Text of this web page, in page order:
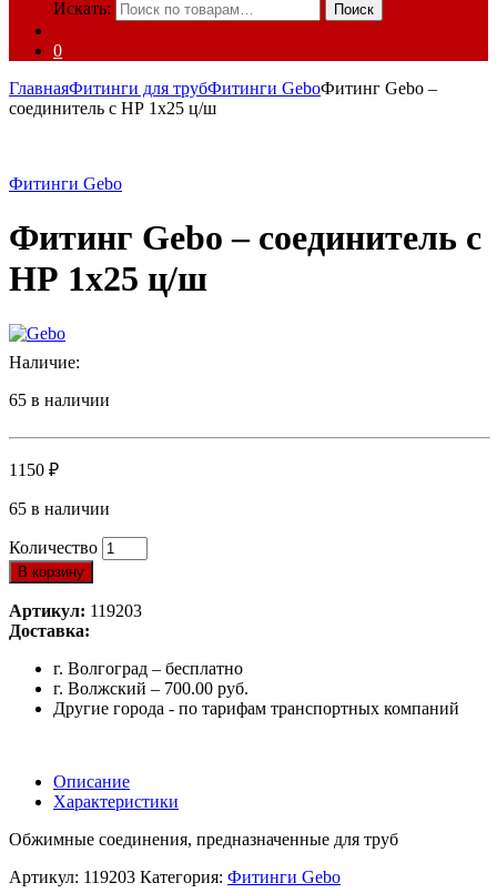
Искать:
Поиск
0
ГлавнаяФитинги для трубФитинги GeboФитинг Gebo –
соединитель с НР 1х25 ц/ш
Фитинги Gebo
Фитинг Gebo – соединитель с
НР 1х25 ц/ш
Наличие:
65 в наличии
1150 ₽
65 в наличии
Количество
В корзину
Артикул: 119203
Доставка:
г. Волгоград – бесплатно
г. Волжский – 700.00 руб.
Другие города - по тарифам транспортных компаний
Описание
Характеристики
Обжимные соединения, предназначенные для труб
Артикул: 119203 Категория: Фитинги Gebo